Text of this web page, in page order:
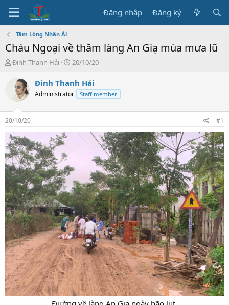
Đăng nhập Đăng ký
Tấm Lòng Nhân Ái
Cháu Ngoại về thăm làng An Giạ mùa mưa lũ
T
e
a
s
t
a
r
t
e
r
Đinh Thanh Hải
N
à
b
ầ
20/10/20
Đinh Thanh Hải
Administrator Staff member
20/10/20 #1